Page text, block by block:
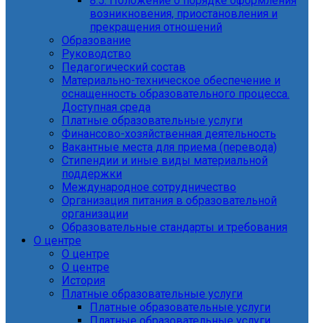
возникновения, приостановления и
прекращения отношений
Образование
Руководство
Педагогический состав
Материально-техническое обеспечение и
оснащенность образовательного процесса.
Доступная среда
Платные образовательные услуги
Финансово-хозяйственная деятельность
Вакантные места для приема (перевода)
Стипендии и иные виды материальной
поддержки
Международное сотрудничество
Организация питания в образовательной
организации
Образовательные стандарты и требования
О центре
О центре
О центре
История
Платные образовательные услуги
Платные образовательные услуги